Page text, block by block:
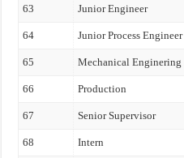
63 Junior Engineer
64 Junior Process Engineer
65 Mechanical Enginering
66 Production
67 Senior Supervisor
68 Intern